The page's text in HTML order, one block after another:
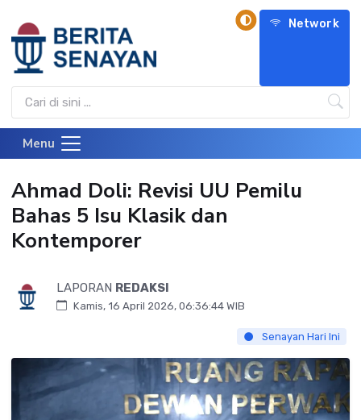
Network
Menu
Ahmad Doli: Revisi UU Pemilu
Bahas 5 Isu Klasik dan
Kontemporer
LAPORAN REDAKSI
Kamis, 16 April 2026, 06:36:44 WIB
Senayan Hari Ini